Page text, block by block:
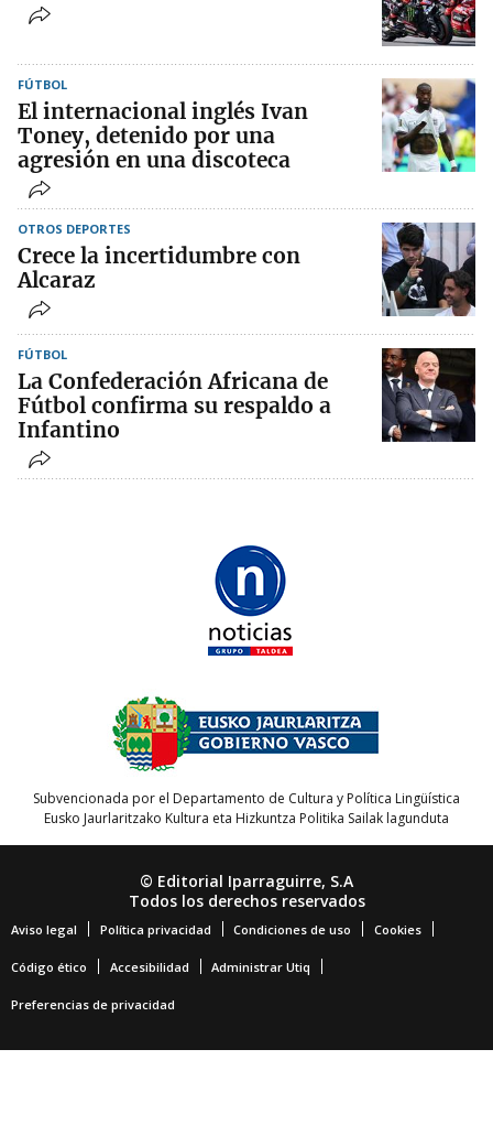
FÚTBOL
El internacional inglés Ivan
Toney, detenido por una
agresión en una discoteca
OTROS DEPORTES
Crece la incertidumbre con
Alcaraz
FÚTBOL
La Confederación Africana de
Fútbol confirma su respaldo a
Infantino
Subvencionada por el Departamento de Cultura y Política Lingüística
Eusko Jaurlaritzako Kultura eta Hizkuntza Politika Sailak lagunduta
© Editorial Iparraguirre, S.A
Todos los derechos reservados
Aviso legal Política privacidad Condiciones de uso Cookies
Código ético Accesibilidad Administrar Utiq
Preferencias de privacidad